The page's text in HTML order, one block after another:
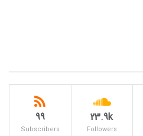
23.9k
Followers
99
Subscribers